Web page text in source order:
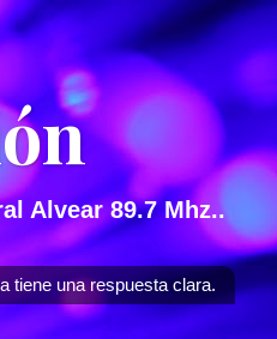
Alvear 89.7 Mhz..
tiene una respuesta clara.